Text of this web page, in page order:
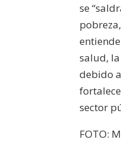
se
salud,
debido
sector
FOTO: